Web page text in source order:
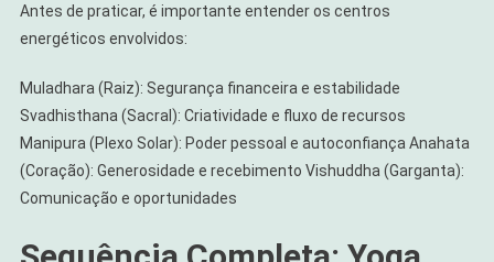
Antes de praticar, é importante entender os centros
energéticos envolvidos:
Muladhara (Raiz): Segurança financeira e estabilidade
Svadhisthana (Sacral): Criatividade e fluxo de recursos
Manipura (Plexo Solar): Poder pessoal e autoconfiança Anahata
(Coração): Generosidade e recebimento Vishuddha (Garganta):
Comunicação e oportunidades